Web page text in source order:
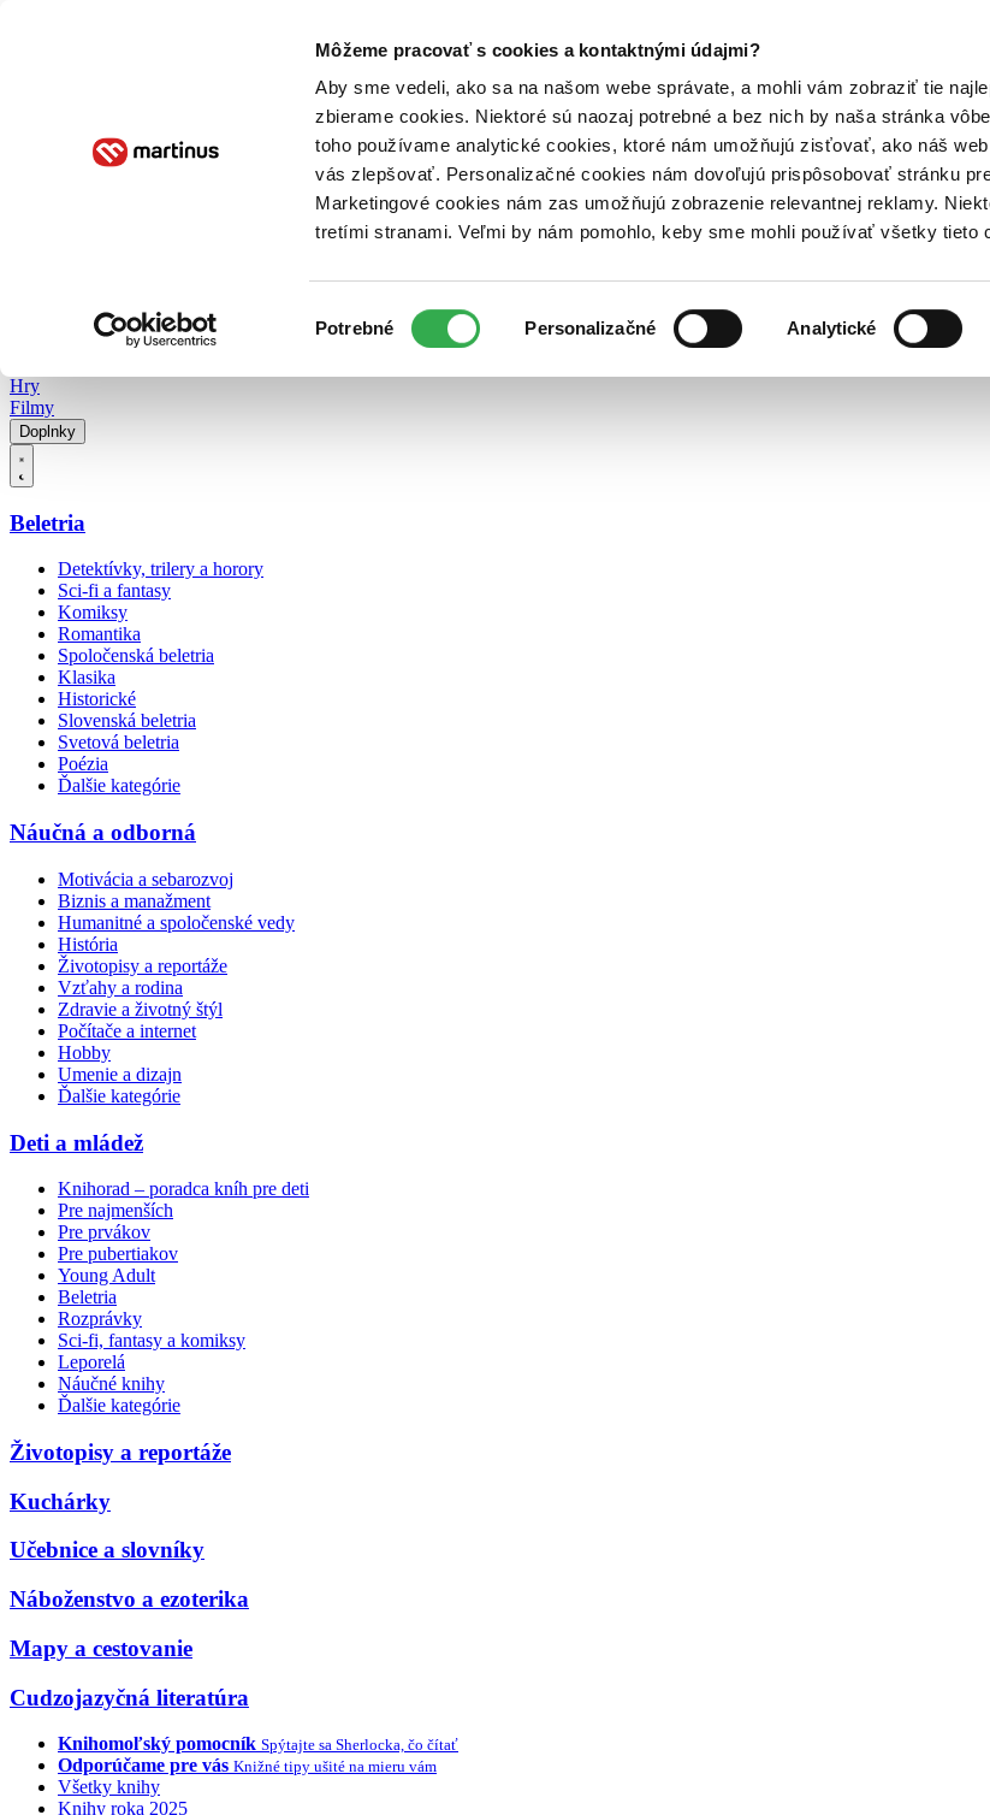
Môžeme pracovať s cookies a kontaktnými údajmi?
Aby sme vedeli, ako sa na našom webe správate, a mohli vám zobraziť tie
zbierame cookies. Niektoré sú naozaj potrebné a bez nich by naša stránka
toho používame analytické cookies, ktoré nám umožňujú zisťovať, ako náš
vás zlepšovať. Personalizačné cookies nám dovoľujú prispôsobovať stránku
Marketingové cookies nám zas umožňujú zobrazenie relevantnej reklamy.
tretími stranami. Veľmi by nám pomohlo, keby sme mohli používať všetky tieto
súhlasu
Potrebné Personalizačné Analytické
Poukážky Kontakt
Hry
Filmy
Doplnky
Beletria
Detektívky, trilery a horory
Sci-fi a fantasy
Komiksy
Romantika
Spoločenská beletria
Klasika
Historické
Slovenská beletria
Svetová beletria
Poézia
Ďalšie kategórie
Náučná a odborná
Motivácia a sebarozvoj
Biznis a manažment
Humanitné a spoločenské vedy
História
Životopisy a reportáže
Vzťahy a rodina
Zdravie a životný štýl
Počítače a internet
Hobby
Umenie a dizajn
Ďalšie kategórie
Deti a mládež
Knihorad – poradca kníh pre deti
Pre najmenších
Pre prvákov
Pre pubertiakov
Young Adult
Beletria
Rozprávky
Sci-fi, fantasy a komiksy
Leporelá
Náučné knihy
Ďalšie kategórie
Životopisy a reportáže
Kuchárky
Učebnice a slovníky
Náboženstvo a ezoterika
Mapy a cestovanie
Cudzojazyčná literatúra
Knihomoľský pomocník Spýtajte sa Sherlocka, čo čítať
Odporúčame pre vás Knižné tipy ušité na mieru vám
Všetky knihy
Knihy roka 2025